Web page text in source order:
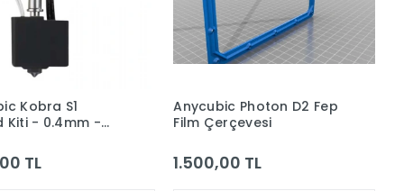
Kobra S1
Kiti - 0.4mm -
TL
Anycubic Photon D2 Fep
Film Çerçevesi
1.500,00 TL